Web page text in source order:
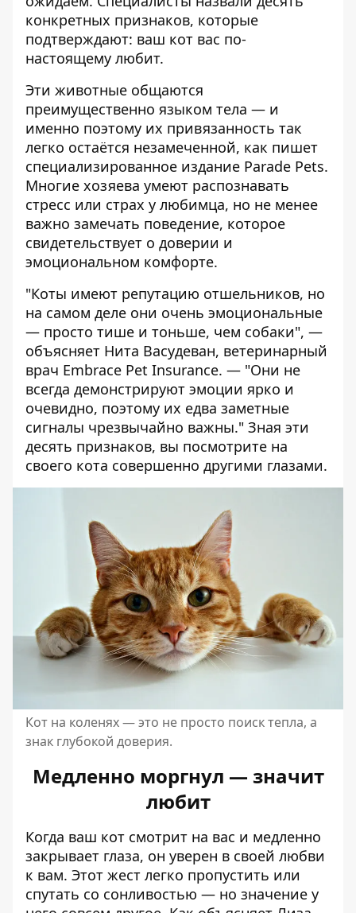
конкретных признаков, которые
подтверждают: ваш кот вас по-
настоящему любит.
Эти животные общаются
преимущественно языком тела — и
именно поэтому их привязанность так
легко остаётся незамеченной, как пишет
специализированное издание Parade Pets.
Многие хозяева умеют распознавать
стресс или страх у любимца, но не менее
важно замечать поведение, которое
свидетельствует о доверии и
эмоциональном комфорте.
"Коты имеют репутацию отшельников, но
на самом деле они очень эмоциональные
— просто тише и тоньше, чем собаки", —
объясняет Нита Васудеван, ветеринарный
врач Embrace Pet Insurance. — "Они не
всегда демонстрируют эмоции ярко и
очевидно, поэтому их едва заметные
сигналы чрезвычайно важны." Зная эти
десять признаков, вы посмотрите на
своего кота совершенно другими глазами.
Кот на коленях — это не просто поиск тепла, а
знак глубокой доверия.
Медленно моргнул — значит
любит
Когда ваш кот смотрит на вас и медленно
закрывает глаза, он уверен в своей любви
к вам. Этот жест легко пропустить или
спутать со сонливостью — но значение у